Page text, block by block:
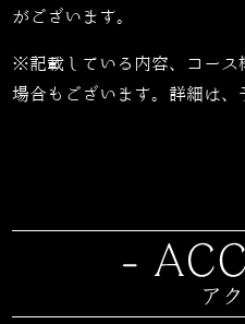
がございます。
※記載している内容、コース
場合もございます。詳細は、